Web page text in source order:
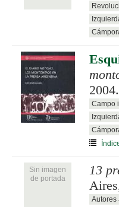
2004.
Campo
Sin imagen
de portada
13
Autores